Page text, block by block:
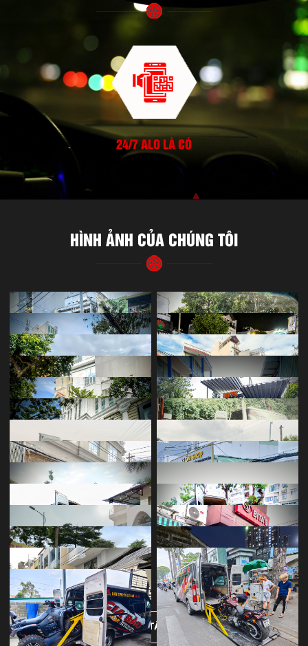
24/7 ALO LÀ CÓ
HÌNH ẢNH CỦA CHÚNG TÔI
XEM TẤT CẢ